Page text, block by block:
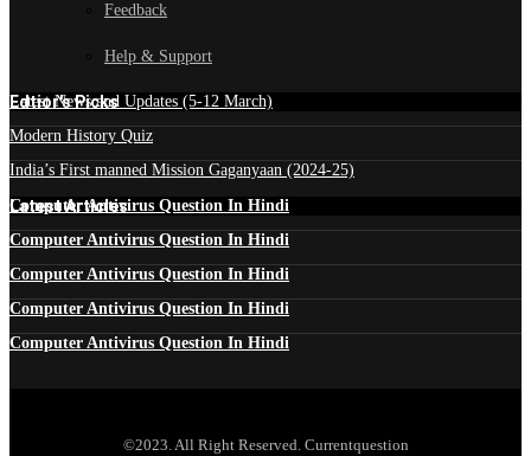
Feedback
Help & Support
Edtior's Picks
Latest News and Updates (5-12 March)
Modern History Quiz
India’s First manned Mission Gaganyaan (2024-25)
Latest Articles
Computer Antivirus Question In Hindi
Computer Antivirus Question In Hindi
Computer Antivirus Question In Hindi
Computer Antivirus Question In Hindi
Computer Antivirus Question In Hindi
©2023. All Right Reserved. Currentquestion